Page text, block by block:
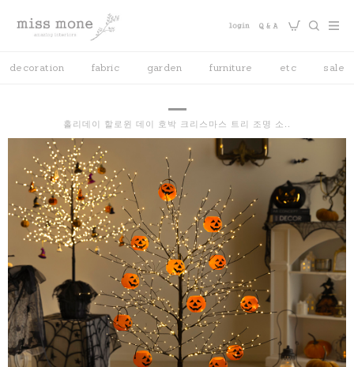
decoration fabric garden furniture etc sale
홀리데이 할로윈 데이 호박 크리스마스 트리 조명 소..